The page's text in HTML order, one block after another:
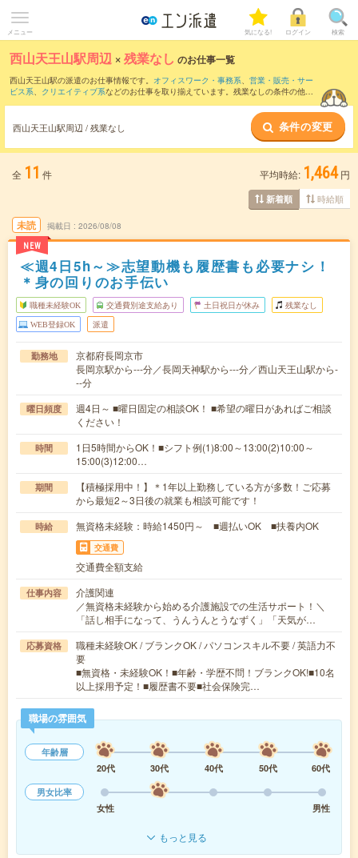
メニュー 気になる! ログイン 検索
西山天王山駅周辺 ×残業なし のお仕事一覧
西山天王山駅の派遣のお仕事情報です。 オフィスワーク・事務系、 営業・販売・サー
ビス系、 クリエイティブ系などのお仕事を取り揃えています。残業なしの条件の他
西山天王山駅周辺 / 残業なし 条件の変更
全 11 件 平均時給: 1,464 円
新着順 時給順
未読
NEW
掲載日 2026/08/08
≪週4日5h～≫志望動機も履歴書も必要ナシ！
＊身の回りのお手伝い
職種未経験OK 交通費別途支給あり 土日祝日が休み 残業なし
WEB登録OK 派遣
勤務地
京都府長岡京市
長岡京駅から---分／長岡天神駅から---分／西山天王山駅から-
--分
曜日頻度
週4日～ ■曜日固定の相談OK！ ■希望の曜日があればご相談
ください！
時間
1日5時間からOK！■シフト例(1)8:00～13:00(2)10:00～
15:00(3)12:00…
期間
【積極採用中！】＊1年以上勤務している方が多数！ご応募
から最短2～3日後の就業も相談可能です！
時給 無資格未経験：時給1450円～ ■週払いOK ■扶養内OK
交通費
交通費全額支給
仕事内容
介護関連
／無資格未経験から始める介護施設での生活サポート！＼
「話し相手になって、うんうんとうなずく」「天気が…
応募資格
職種未経験OK / ブランクOK / パソコンスキル不要 / 英語力不
要
■無資格・未経験OK！■年齢・学歴不問！ブランクOK!■10名
以上採用予定！■履歴書不要■社会保険完…
職場の雰囲気
年齢層
20代
30代 40代 50代
60代
男女比率
女性
男性
もっと見る